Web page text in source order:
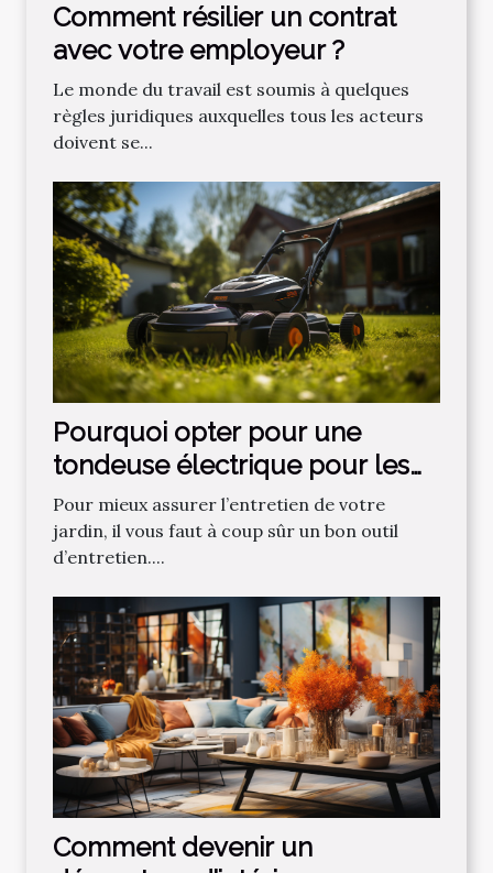
Comment résilier un contrat
avec votre employeur ?
Le monde du travail est soumis à quelques
règles juridiques auxquelles tous les acteurs
doivent se...
Pourquoi opter pour une
tondeuse électrique pour les
gazons ?
Pour mieux assurer l’entretien de votre
jardin, il vous faut à coup sûr un bon outil
d’entretien....
Comment devenir un